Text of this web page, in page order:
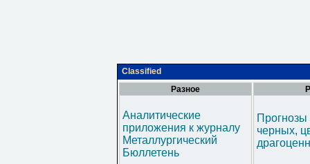
Classified
Разное
Аналитические
приложения к журналу
Металлургический
Бюллетень
черных,